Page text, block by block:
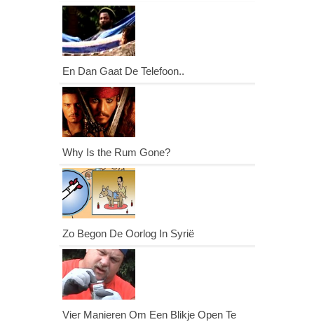
En Dan Gaat De Telefoon..
Why Is the Rum Gone?
Zo Begon De Oorlog In Syrië
Vier Manieren Om Een Blikje Open Te